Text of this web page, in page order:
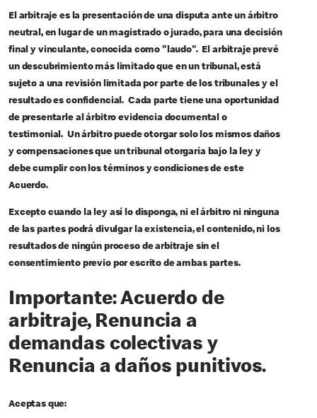
El arbitraje es la presentación de una disputa ante un árbitro
neutral, en lugar de un magistrado o jurado, para una decisión
final y vinculante, conocida como "laudo". El arbitraje prevé
un descubrimiento más limitado que en un tribunal, está
sujeto a una revisión limitada por parte de los tribunales y el
resultado es confidencial. Cada parte tiene una oportunidad
de presentarle al árbitro evidencia documental o
testimonial. Un árbitro puede otorgar solo los mismos daños
y compensaciones que un tribunal otorgaría bajo la ley y
debe cumplir con los términos y condiciones de este
Acuerdo.
Excepto cuando la ley así lo disponga, ni el árbitro ni ninguna
de las partes podrá divulgar la existencia, el contenido, ni los
resultados de ningún proceso de arbitraje sin el
consentimiento previo por escrito de ambas partes.
Importante:Acuerdo de
arbitraje, Renuncia a
demandas colectivas y
Renuncia a daños punitivos.
Aceptas que: